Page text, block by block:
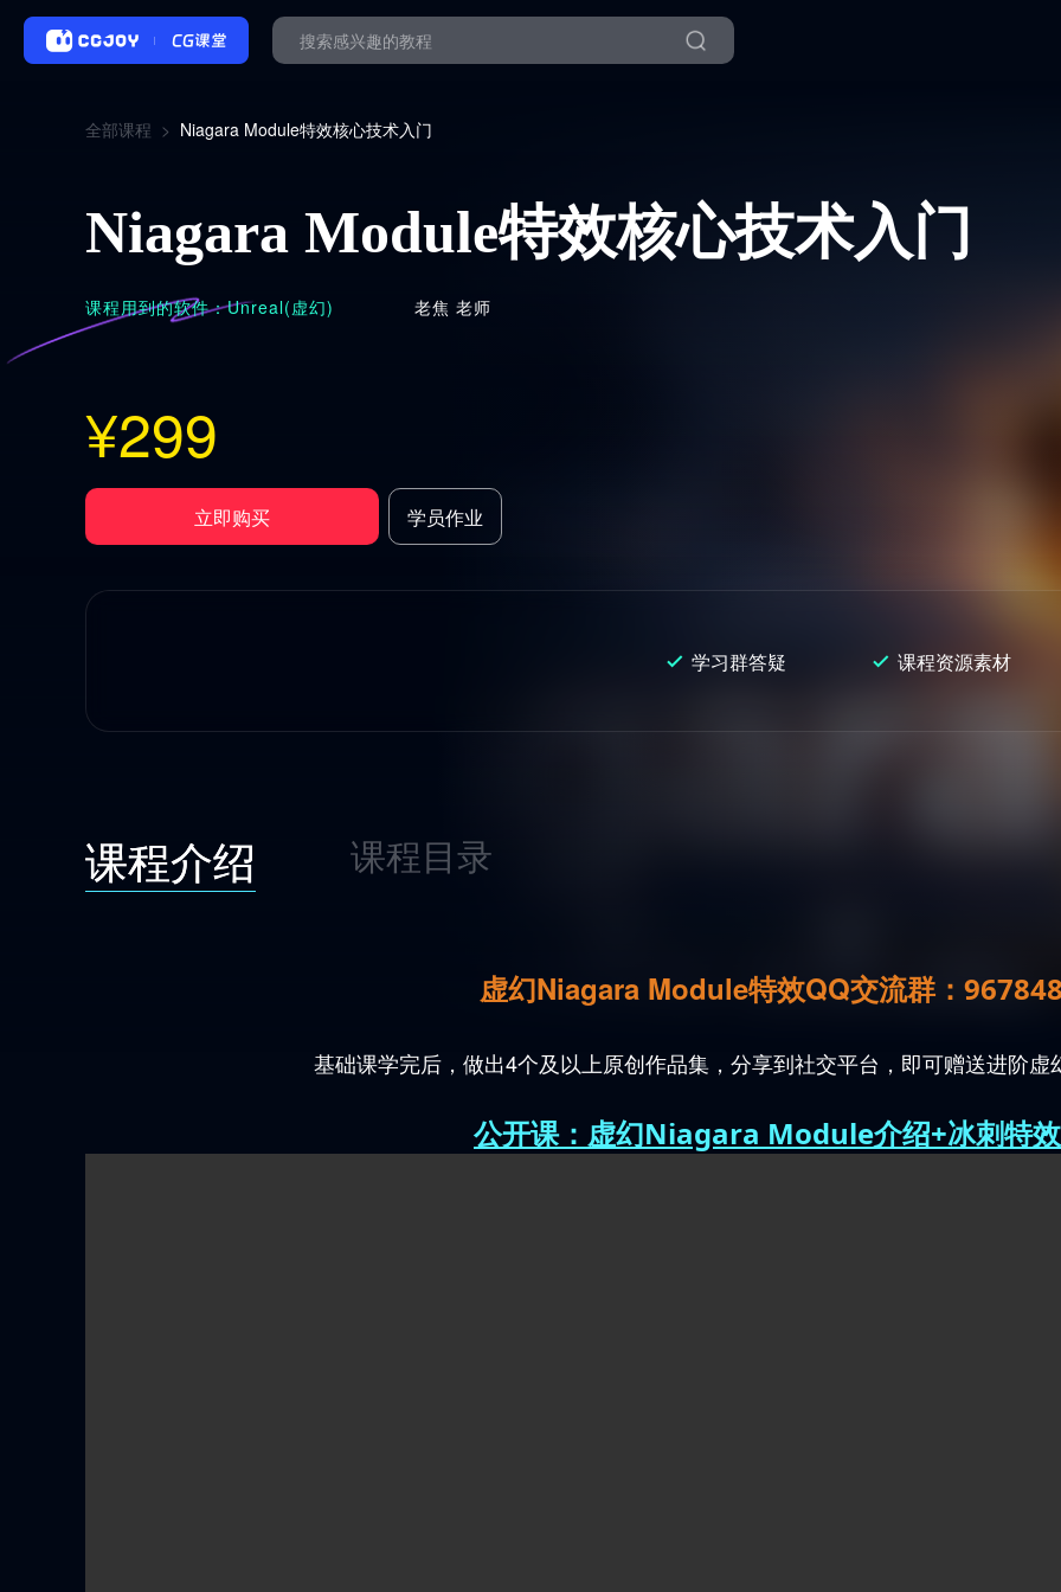
全部课程 > Niagara Module特效核心技术入门
Niagara Module特效核心技术入门
课程用到的软件：Unreal(虚幻) 老焦 老师
¥299
立即购买 学员作业
学习群答疑 课程资源素材
课程介绍 课程目录
虚幻Niagara Module特效QQ交流群：
基础课学完后，做出4个及以上原创作品集，分享到社交平台，即可赠送进阶虚
公开课：虚幻Niagara Module介绍+冰刺特